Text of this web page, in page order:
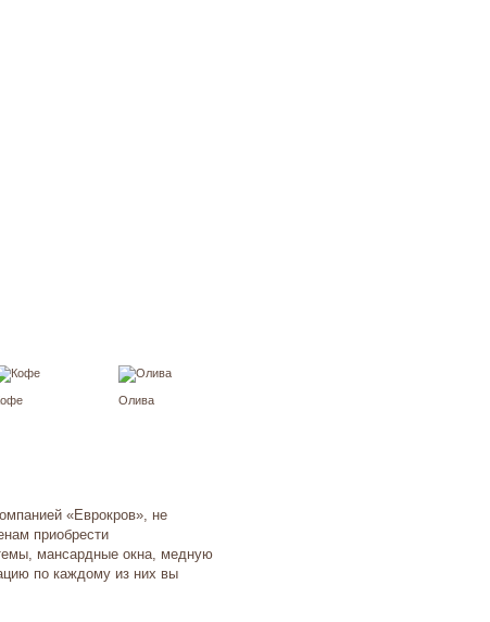
Олива
«Еврокров», не
приобрести
мансардные окна, медную
по каждому из них вы